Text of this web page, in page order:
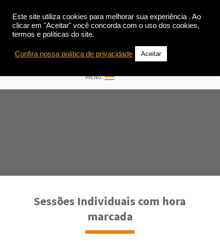
Sessões Individuais com hora
marcada
Este site utiliza cookies para melhorar sua experiência . Ao
clicar em "Aceitar" você concorda com o uso dos cookies,
termos e políticas do site.
Confira nossa política de privacidade Aceitar